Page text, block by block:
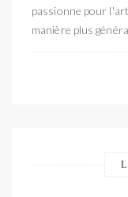
passionne pour
manière plus